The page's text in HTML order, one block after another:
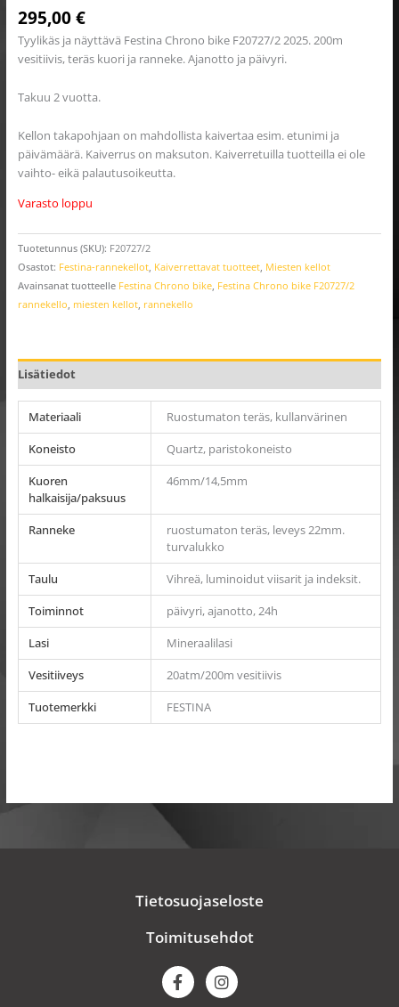
295,00€
Tyylikäs ja näyttävä Festina Chrono bike F20727/2 2025. 200m
vesitiivis, teräs kuori ja ranneke. Ajanotto ja päivyri.
Takuu 2 vuotta.
Kellon takapohjaan on mahdollista kaivertaa esim. etunimi ja
päivämäärä. Kaiverrus on maksuton. Kaiverretuilla tuotteilla ei ole
vaihto- eikä palautusoikeutta.
Varasto loppu
Tuotetunnus (SKU): F20727/2
Osastot: Festina-rannekellot, Kaiverrettavat tuotteet, Miesten kellot
Avainsanat tuotteelle Festina Chrono bike, Festina Chrono bike F20727/2
rannekello, miesten kellot, rannekello
Lisätiedot
Materiaali
Ruostumaton teräs, kullanvärinen
Koneisto
Quartz, paristokoneisto
Kuoren
halkaisija/paksuus
46mm/14,5mm
Ranneke
ruostumaton teräs, leveys 22mm.
turvalukko
Taulu
Vihreä, luminoidut viisarit ja indeksit.
Toiminnot
päivyri, ajanotto, 24h
Lasi
Mineraalilasi
Vesitiiveys
20atm/200m vesitiivis
Tuotemerkki
FESTINA
Tietosuojaseloste
Toimitusehdot
F
a
I
n